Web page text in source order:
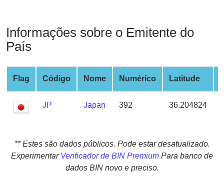
What
is
IP
Address
?
IP
IP
BIN
Checker
Informações sobre o Emitente do
País
Flag Código Nome Numérico Latitude
JP Japan 392 36.204824
** Estes são dados públicos. Pode estar desatualizado.
Experimentar Verificador de BIN Premium Para banco de
dados BIN novo e preciso.